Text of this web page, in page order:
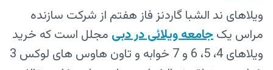
ویلاهای ند الشبا گاردنز فاز هفتم از شرکت سازنده
مراس یکجامعه ویلائی در دبی مجلل است که خرید
ویلاهای 4، 5، 6 و 7 خوابه و تاون هاوس های لوکس 3